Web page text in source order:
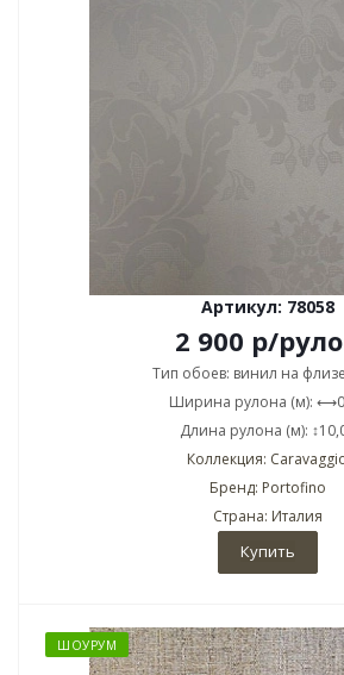
Артикул: 78058
2 900 р/
Тип обоев: винил на
Ширина рулона (м):
Длина рулона (м):
Коллекция:
Бренд: Portofino
Страна: Италия
Купить
ШОУРУМ